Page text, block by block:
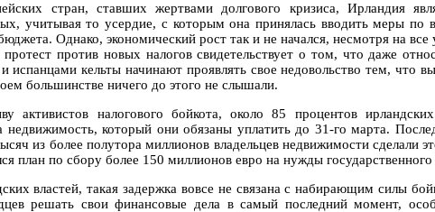
стран, ставших жертвами долгового кризиса, Ирландия
учитывая то усердие, с которым она принялась вводить меры по
Однако, экономический рост так и не начался, несмотря на все
против новых налогов свидетельствует о том, что даже
испанцами кельты начинают проявлять свое недовольство тем, что
большинстве ничего до этого не слышали.
активистов налогового бойкота, около 85 процентов
недвижимость, который они обязаны уплатить до 31-го марта.
из более полутора миллионов владельцев недвижимости сделали
план по сбору более 150 миллионов евро на нужды
властей, такая задержка вовсе не связана с набирающим силы
решать свои финансовые дела в самый последний момент,